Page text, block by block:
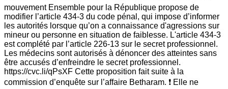
mouvement Ensemble pour la République propose de
modifier l’article 434-3 du code pénal, qui impose d’informer
les autorités lorsque qu’on a connaissance d'agressions sur
mineur ou personne en situation de faiblesse. L'article 434-3
est complété par l’article 226-13 sur le secret professionnel.
Les médecins sont autorisés à dénoncer des atteintes sans
être accusés d’enfreindre le secret professionnel.
https://cvc.li/qPsXF Cette proposition fait suite à la
commission d’enquête sur l’affaire Betharam. ❗ Elle ne